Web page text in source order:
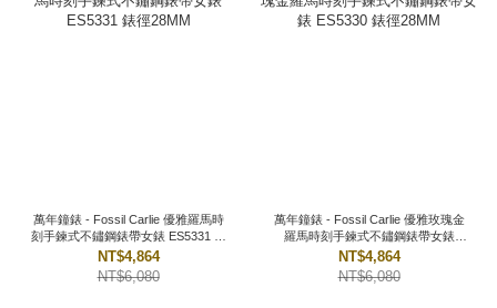
萬年鐘錶 - Fossil Carlie 優雅羅馬時
刻手鍊式不鏽鋼錶帶女錶 ES5331 錶
徑28MM
NT$4,864
NT$6,080
萬年鐘錶 - Fossil Carlie 優雅玫瑰金
羅馬時刻手鍊式不鏽鋼錶帶女錶
ES5330 錶徑28MM
NT$4,864
NT$6,080